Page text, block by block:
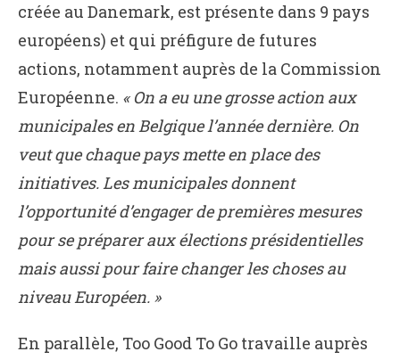
créée au Danemark, est présente dans 9 pays
européens) et qui préfigure de futures
actions, notamment auprès de la Commission
Européenne. « On a eu une grosse action aux
municipales en Belgique l’année dernière. On
veut que chaque pays mette en place des
initiatives. Les municipales donnent
l’opportunité d’engager de premières mesures
pour se préparer aux élections présidentielles
mais aussi pour faire changer les choses au
niveau Européen. »
En parallèle, Too Good To Go travaille auprès